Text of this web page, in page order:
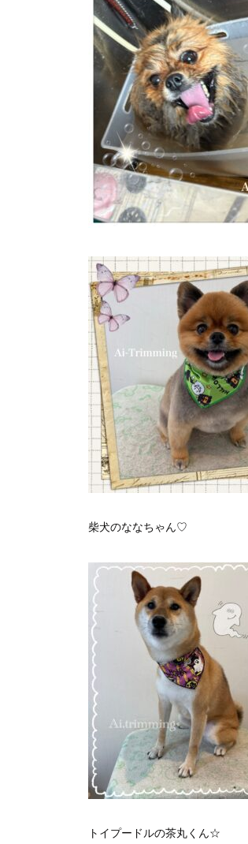
柴犬のななちゃん♡
トイプードルの茶丸くん☆